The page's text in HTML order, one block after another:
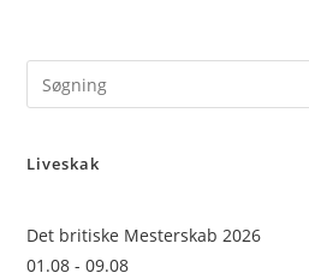
Liveskak
Det britiske Mesterskab 2026
01.08 - 09.08